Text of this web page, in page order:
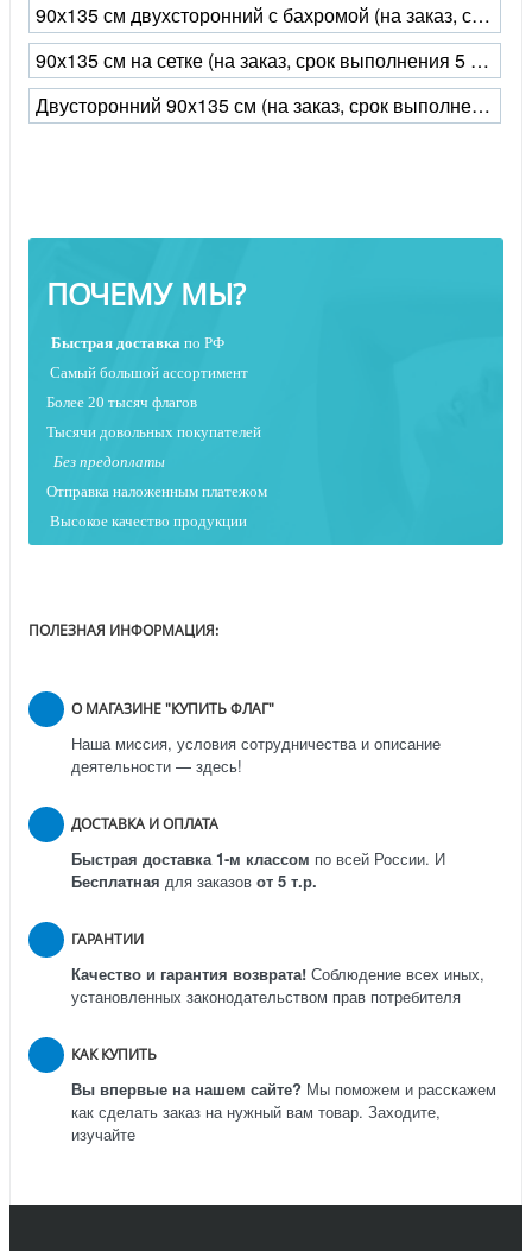
90х135 см двухсторонний с бахромой (на заказ, срок выполнения 5 рабочих дней)
90х135 см на сетке (на заказ, срок выполнения 5 рабочих дней)
Двусторонний 90x135 см (на заказ, срок выполнения 5 рабочих дней)
ПОЧЕМУ МЫ?
Быстрая доставка по РФ
Самый большой ассортимент
Более 20 тысяч флагов
Тысячи довольных покупателей
Без предоплаты
Отправка наложенным платежом
Высокое качество продукции
ПОЛЕЗНАЯ ИНФОРМАЦИЯ:
О МАГАЗИНЕ "КУПИТЬ ФЛАГ"
Наша миссия, условия сотрудничества и описание
деятельности — здесь!
ДОСТАВКА И ОПЛАТА
Быстрая доставка 1-м классом по всей России. И
Бесплатная для заказов от 5 т.р.
ГАРАНТИИ
Качество и гарантия возврата! Соблюдение всех иных,
установленных законодательством прав потребителя
КАК КУПИТЬ
Вы впервые на нашем сайте? Мы поможем и расскажем
как сделать заказ на нужный вам товар. Заходите,
изучайте